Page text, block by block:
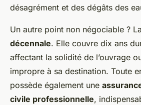
désagrément et des dégâts des
Un autre point non négociable ? La
décennale. Elle couvre dix ans
affectant la solidité de l’ouvrage
impropre à sa destination. Toute
possède également une
civile professionnelle,